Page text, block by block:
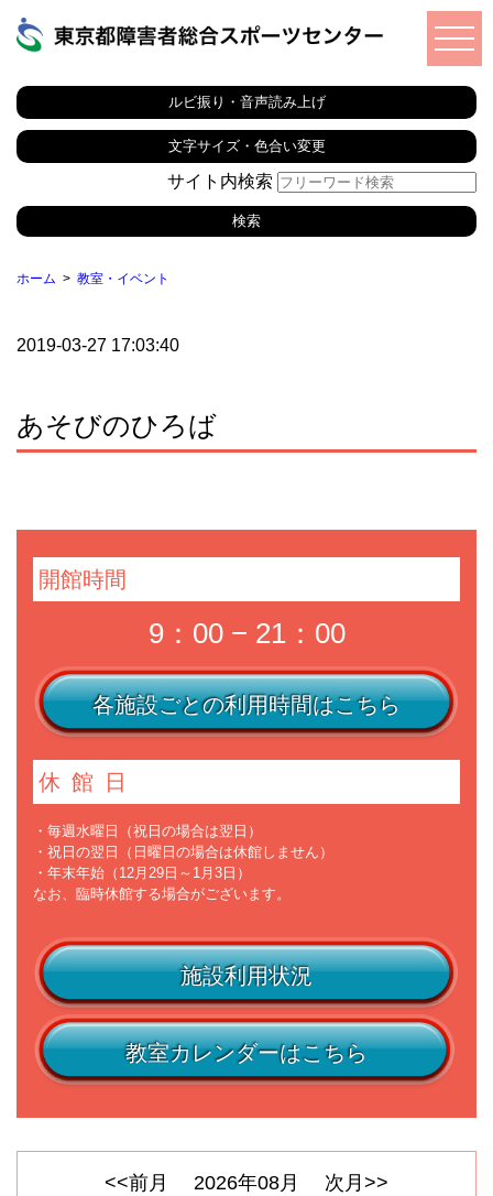
ルビ振り・音声読み上げ
文字サイズ・色合い変更
サイト内検索
ホーム 教室・イベント
2019-03-27 17:03:40
あそびのひろば
開館時間
9：00 − 21：00
各施設ごとの利用時間はこちら
休館日
・毎週水曜日（祝日の場合は翌日）
・祝日の翌日（日曜日の場合は休館しません）
・年末年始（12月29日～1月3日）
なお、臨時休館する場合がございます。
施設利用状況
教室カレンダーはこちら
<<前月 2026年08月 次月>>